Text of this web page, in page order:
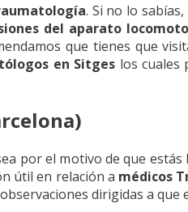
. Si no lo
del aparato
que tienes que
en Sitges los cuales
por el motivo de que estás
útil en relación a médicos
dirigidas a